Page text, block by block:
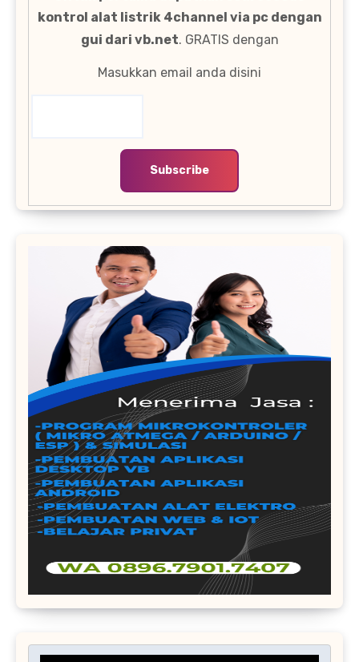
kontrol alat listrik 4channel via pc dengan
gui dari vb.net. GRATIS dengan
Masukkan email anda disini